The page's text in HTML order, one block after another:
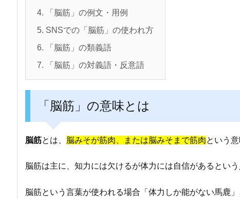
4. 「脳筋」の例文・用例
5. SNSでの「脳筋」の使われ方
6. 「脳筋」の類義語
7. 「脳筋」の対義語・反意語
「脳筋」の意味とは
脳筋とは、 脳みそが筋肉、または脳みそまで筋肉という意
脳筋は主に、知力には欠けるが体力には自信があるとい
脳筋という言葉が使われる場合「体力しか能がない馬鹿